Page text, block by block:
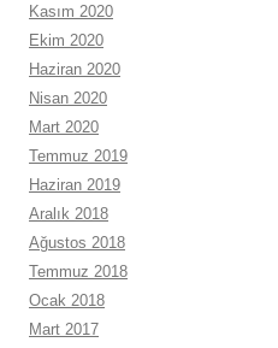
Kasım 2020
Ekim 2020
Haziran 2020
Nisan 2020
Mart 2020
Temmuz 2019
Haziran 2019
Aralık 2018
Ağustos 2018
Temmuz 2018
Ocak 2018
Mart 2017